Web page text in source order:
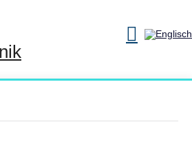
für
Mobilität und